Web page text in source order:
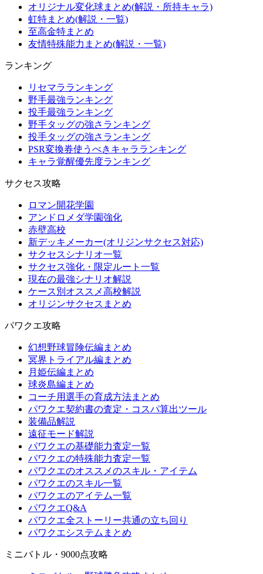
オリジナル変化球まとめ(解説・所持キャラ)
虹特まとめ(解説・一覧)
至高金特まとめ
友情特殊能力まとめ(解説・一覧)
ランキング
リセマラランキング
野手最強ランキング
投手最強ランキング
野手タッグの強さランキング
投手タッグの強さランキング
PSR変換券使うべきキャラランキング
キャラ覚醒優先度ランキング
サクセス攻略
ロマン開花学園
アンドロメダ学園強化
赤壁高校
新デッキメーカー(オリジンサクセス対応)
サクセスシナリオ一覧
サクセス強化・限定ルート一覧
現在の最強シナリオ解説
ケース別オススメ高校解説
オリジンサクセスまとめ
パワクエ攻略
幻想野球冒険伝編まとめ
冥界トライアル編まとめ
月姫伝編まとめ
球炎島編まとめ
コーチ用選手の育成方法まとめ
パワクエ契約書の査定・コスパ算出ツール
装備品解説
遠征モード解説
パワクエの基礎能力査定一覧
パワクエの特殊能力査定一覧
パワクエのオススメのスキル・アイテム
パワクエのスキル一覧
パワクエのアイテム一覧
パワクエQ&A
パワクエ全ストーリー共通の立ち回り
パワクエシステムまとめ
ミニバトル・9000点攻略